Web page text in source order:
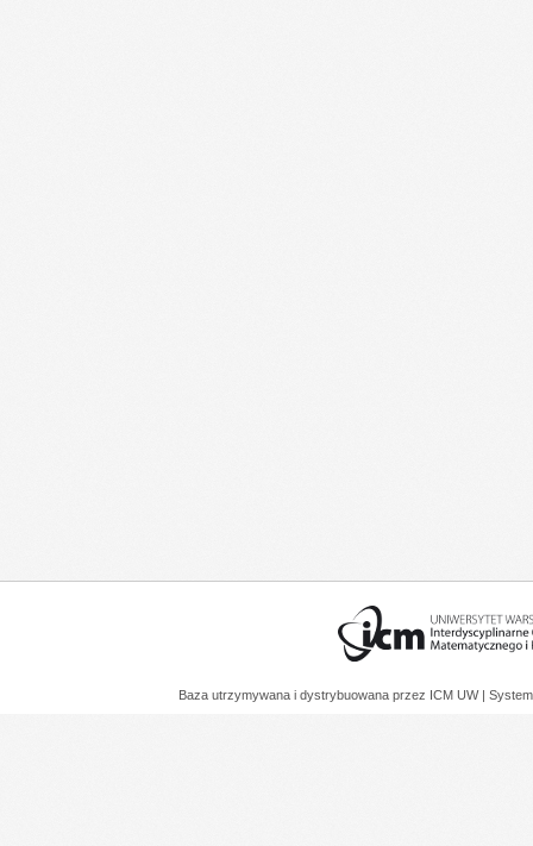
Baza utrzymywana i dystrybuowana przez ICM UW |